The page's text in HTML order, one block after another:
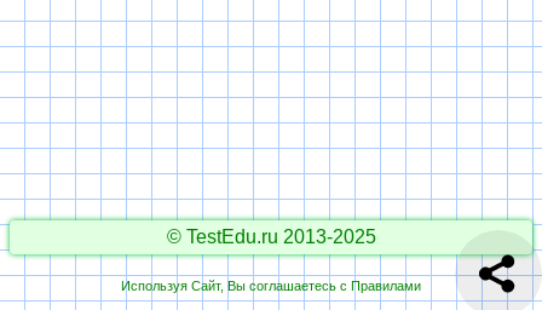
© TestEdu.ru 2013-2025
Используя Сайт, Вы соглашаетесь с Правилами